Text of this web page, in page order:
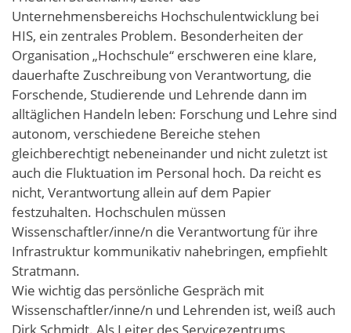
Unternehmensbereichs Hochschulentwicklung bei
HIS, ein zentrales Problem. Besonderheiten der
Organisation „Hochschule“ erschweren eine klare,
dauerhafte Zuschreibung von Verantwortung, die
Forschende, Studierende und Lehrende dann im
alltäglichen Handeln leben: Forschung und Lehre sind
autonom, verschiedene Bereiche stehen
gleichberechtigt nebeneinander und nicht zuletzt ist
auch die Fluktuation im Personal hoch. Da reicht es
nicht, Verantwortung allein auf dem Papier
festzuhalten. Hochschulen müssen
Wissenschaftler/inne/n die Verantwortung für ihre
Infrastruktur kommunikativ nahebringen, empfiehlt
Stratmann.
Wie wichtig das persönliche Gespräch mit
Wissenschaftler/inne/n und Lehrenden ist, weiß auch
Dirk Schmidt. Als Leiter des Servicezentrums